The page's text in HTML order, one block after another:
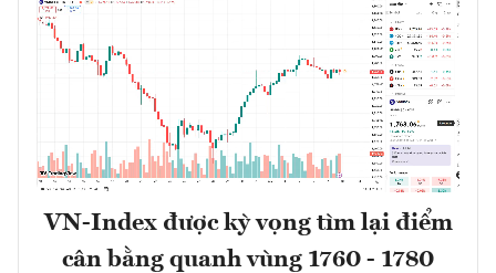
VN-Index được kỳ vọng tìm lại điểm
cân bằng quanh vùng 1760 - 1780